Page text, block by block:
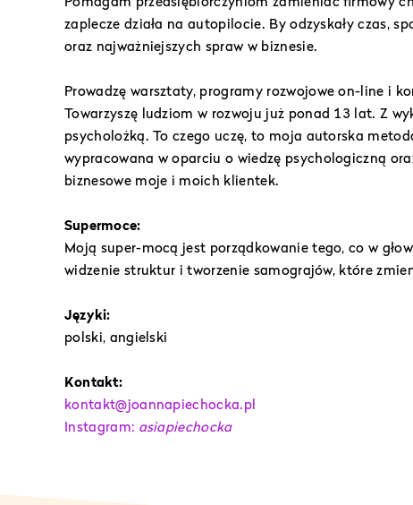
zaplecze działa na autopilocie. By odzyskały czas,
oraz najważniejszych spraw w biznesie.
Prowadzę warsztaty, programy rozwojowe on-line i
Towarzyszę ludziom w rozwoju już ponad 13 lat. Z
psycholożką. To czego uczę, to moja autorska
wypracowana w oparciu o wiedzę psychologiczną
biznesowe moje i moich klientek.
Supermoce:
Moją super-mocą jest porządkowanie tego, co w
widzenie struktur i tworzenie samograjów, które
Języki:
polski, angielski
Kontakt:
kontakt@joannapiechocka.pl
Instagram: asiapiechocka